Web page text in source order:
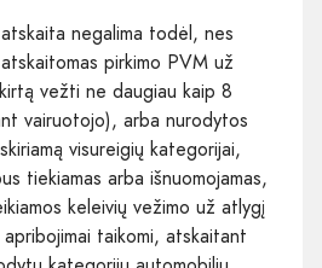
negalima todėl, nes
pirkimo PVM už
vežti ne daugiau kaip 8
vairuotojo), arba nurodytos
visureigių kategorijai,
tiekiamas arba išnuomojamas,
keleivių vežimo už atlygį
taikomi, atskaitant